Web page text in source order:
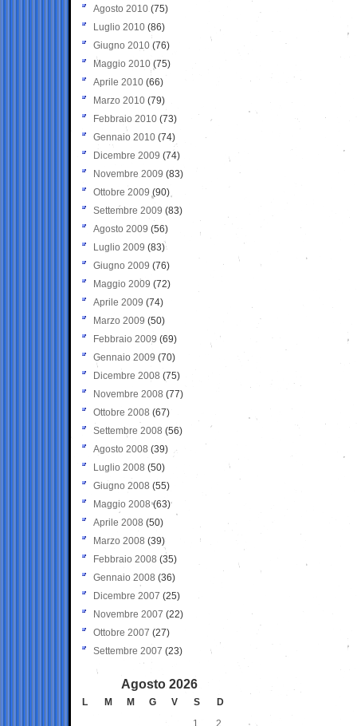
Agosto 2010 (75)
Luglio 2010 (86)
Giugno 2010 (76)
Maggio 2010 (75)
Aprile 2010 (66)
Marzo 2010 (79)
Febbraio 2010 (73)
Gennaio 2010 (74)
Dicembre 2009 (74)
Novembre 2009 (83)
Ottobre 2009 (90)
Settembre 2009 (83)
Agosto 2009 (56)
Luglio 2009 (83)
Giugno 2009 (76)
Maggio 2009 (72)
Aprile 2009 (74)
Marzo 2009 (50)
Febbraio 2009 (69)
Gennaio 2009 (70)
Dicembre 2008 (75)
Novembre 2008 (77)
Ottobre 2008 (67)
Settembre 2008 (56)
Agosto 2008 (39)
Luglio 2008 (50)
Giugno 2008 (55)
Maggio 2008(63)
Aprile 2008 (50)
Marzo 2008 (39)
Febbraio 2008 (35)
Gennaio 2008 (36)
Dicembre 2007 (25)
Novembre 2007 (22)
Ottobre 2007 (27)
Settembre 2007 (23)
Agosto 2026
L M M G V S
D
1
2